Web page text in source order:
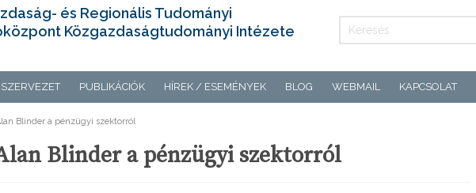
és Regionális Tudományi
Közgazdaságtudományi Intézete
SZERVEZET PUBLIKÁCIÓK HÍREK / ESEMÉNYEK BLOG WEBMAIL KAPCSOLAT
Blinder a pénzügyi szektorról
Blinder a pénzügyi szektorról